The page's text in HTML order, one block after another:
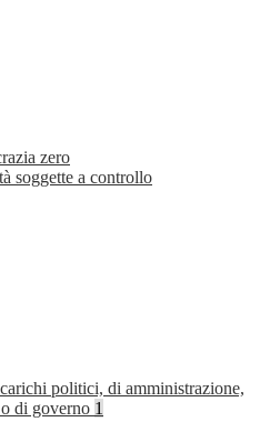
zero
soggette a controllo
politici, di amministrazione,
di governo 1